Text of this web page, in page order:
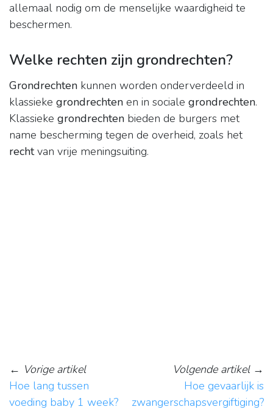
allemaal nodig om de menselijke waardigheid te
beschermen.
Welke rechten zijn grondrechten?
Grondrechten kunnen worden onderverdeeld in
klassieke grondrechten en in sociale grondrechten.
Klassieke grondrechten bieden de burgers met
name bescherming tegen de overheid, zoals het
rechtvan vrije meningsuiting.
← Vorige artikel
Hoe lang tussen
voeding baby 1 week?
Volgende artikel→
Hoe gevaarlijk is
zwangerschapsvergiftiging?